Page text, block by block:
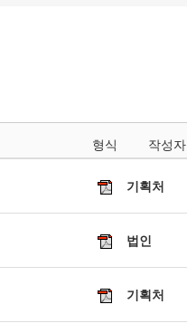
형식 작성자
기획처
법인
기획처